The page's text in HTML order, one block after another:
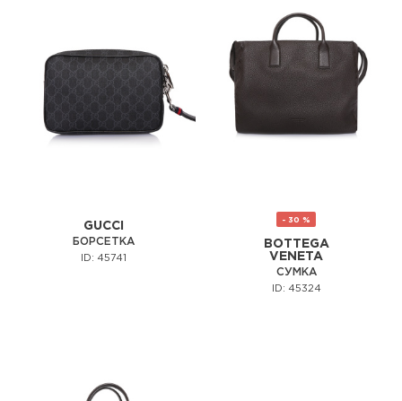
GUCCI
БОРСЕТКА
ID: 45741
- 30 %
BOTTEGA
VENETA
СУМКА
ID: 45324